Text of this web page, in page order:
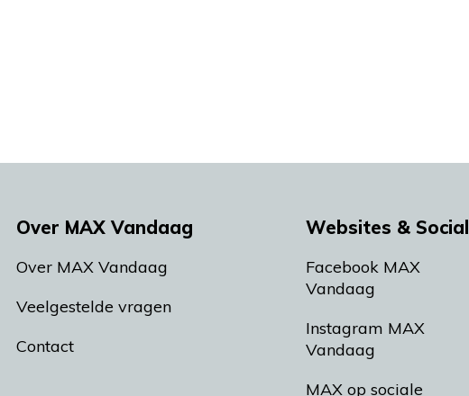
Over MAX Vandaag
Over MAX Vandaag
Veelgestelde vragen
Contact
Websites & Social
Facebook MAX
Vandaag
Instagram MAX
Vandaag
MAX op sociale